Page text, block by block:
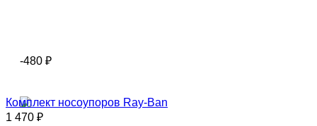
-480 ₽
Комплект носоупоров Ray-Ban
1 470 ₽